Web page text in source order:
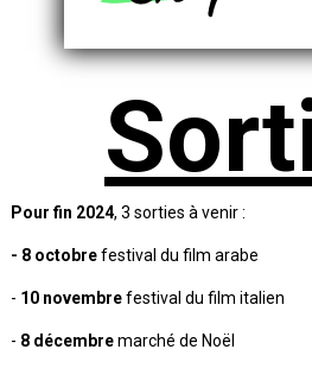
Pour fin 2024, 3 sorties à venir :
- 8 octobrefestival du film arabe
- 10 novembrefestival du film italien
- 8 décembremarché de Noël